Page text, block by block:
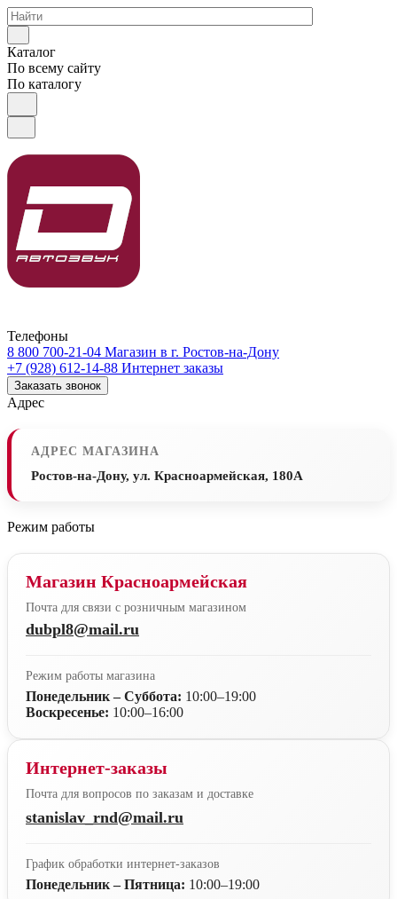
Каталог
По всему сайту
По каталогу
Телефоны
8 800 700-21-04 Магазин в г. Ростов-на-Дону
+7 (928) 612-14-88 Интернет заказы
Заказать звонок
Адрес
АДРЕС МАГАЗИНА
Ростов-на-Дону, ул. Красноармейская, 180А
Режим работы
Магазин Красноармейская
Почта для связи с розничным магазином
dubpl8@mail.ru
Режим работы магазина
Понедельник – Суббота: 10:00–19:00
Воскресенье: 10:00–16:00
Интернет-заказы
Почта для вопросов по заказам и доставке
stanislav_rnd@mail.ru
График обработки интернет-заказов
Понедельник – Пятница: 10:00–19:00